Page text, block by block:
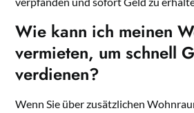
Wie kann ich meinen
vermieten, um schnell
verdienen?
Wenn Sie über zusätzlichen